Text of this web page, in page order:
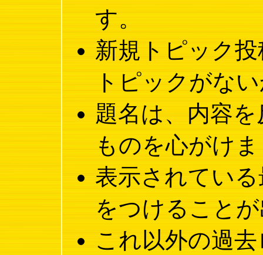
す。
新規トピック
トピックがな
題名は、内容
ものを心がけ
表示されてい
をつけること
これ以外の過